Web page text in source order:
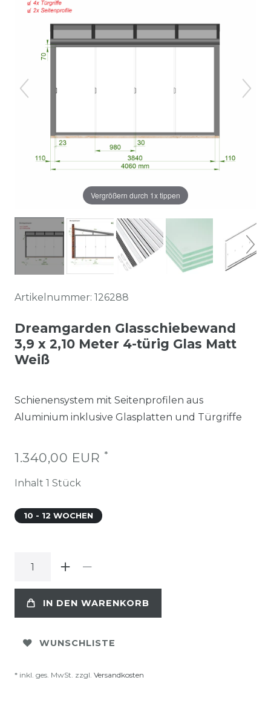
Vergrößern durch 1x tippen
Artikelnummer: 126288
Dreamgarden Glasschiebewand
3,9 x 2,10 Meter 4-türig Glas Matt
Weiß
Schienensystem mit Seitenprofilen aus
Aluminium inklusive Glasplatten und Türgriffe
1.340,00 EUR *
Inhalt 1 Stück
10 - 12 WOCHEN
IN DEN WARENKORB
WUNSCHLISTE
* inkl. ges. MwSt. zzgl. Versandkosten